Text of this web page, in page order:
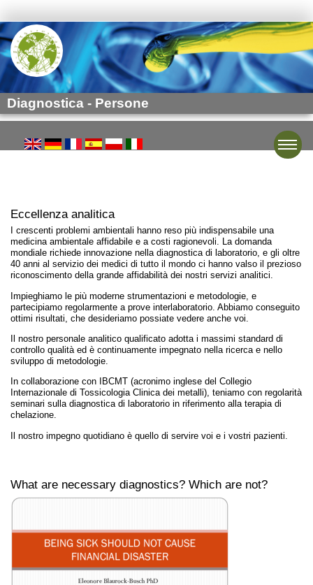
Diagnostica - Persone
Eccellenza analitica
I crescenti problemi ambientali hanno reso più indispensabile una
medicina ambientale affidabile e a costi ragionevoli. La domanda
mondiale richiede innovazione nella diagnostica di laboratorio, e gli oltre
40 anni al servizio dei medici di tutto il mondo ci hanno valso il prezioso
riconoscimento della grande affidabilità dei nostri servizi analitici.
Impieghiamo le più moderne strumentazioni e metodologie, e
partecipiamo regolarmente a prove interlaboratorio. Abbiamo conseguito
ottimi risultati, che desideriamo possiate vedere anche voi.
Il nostro personale analitico qualificato adotta i massimi standard di
controllo qualità ed è continuamente impegnato nella ricerca e nello
sviluppo di metodologie.
In collaborazione con IBCMT (acronimo inglese del Collegio
Internazionale di Tossicologia Clinica dei metalli), teniamo con regolarità
seminari sulla diagnostica di laboratorio in riferimento alla terapia di
chelazione.
Il nostro impegno quotidiano è quello di servire voi e i vostri pazienti.
What are necessary diagnostics? Which are not?